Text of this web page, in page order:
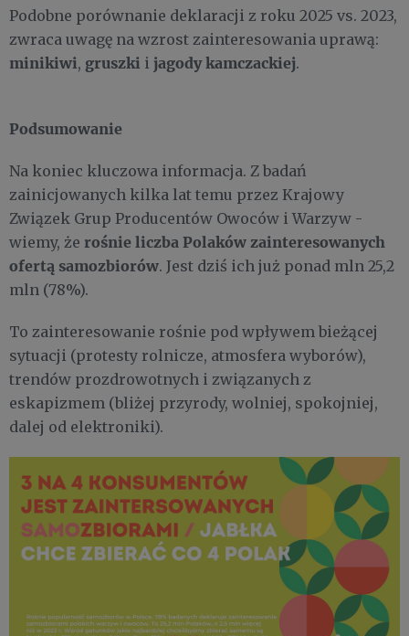
Podobne porównanie deklaracji z roku 2025 vs. 2023,
zwraca uwagę na wzrost zainteresowania uprawą:
minikiwi, gruszki i jagody kamczackiej.
Podsumowanie
Na koniec kluczowa informacja. Z badań
zainicjowanych kilka lat temu przez Krajowy
Związek Grup Producentów Owoców i Warzyw -
wiemy, że rośnie liczba Polaków zainteresowanych
ofertą samozbiorów. Jest dziś ich już ponad mln 25,2
mln (78%).
To zainteresowanie rośnie pod wpływem bieżącej
sytuacji (protesty rolnicze, atmosfera wyborów),
trendów prozdrowotnych i związanych z
eskapizmem (bliżej przyrody, wolniej, spokojniej,
dalej od elektroniki).